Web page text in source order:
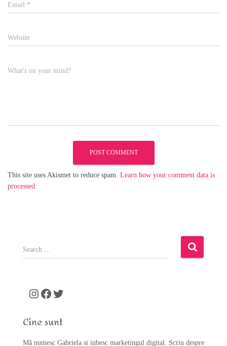
Email *
Website
What's on your mind?
This site uses Akismet to reduce spam. Learn how your comment data is
processed.
S
e
o
Instagram Facebook Twitter
Cine sunt
Mă numesc Gabriela si iubesc marketingul digital. Scriu despre